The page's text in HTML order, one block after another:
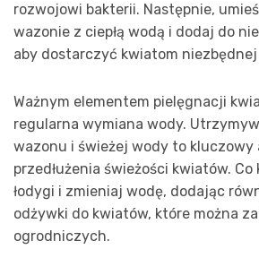
rozwojowi bakterii. Następnie,
wazonie z ciepłą wodą i dodaj do
aby dostarczyć kwiatom
Ważnym elementem pielęgnacji
regularna wymiana wody.
wazonu i świeżej wody to kluczowy
przedłużenia świeżości kwiatów.
łodygi i zmieniaj wodę, dodając
odżywki do kwiatów, które można
ogrodniczych.